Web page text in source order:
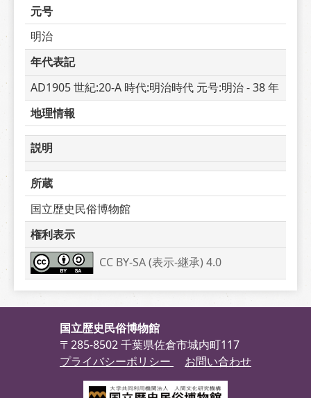
元号
明治
年代表記
AD1905 世紀:20-A 時代:明治時代 元号:明治 - 38 年
地理情報
説明
所蔵
国立歴史民俗博物館
権利表示
CC BY-SA (表示-継承) 4.0
国立歴史民俗博物館
〒285-8502 千葉県佐倉市城内町117
プライバシーポリシー
お問い合わせ